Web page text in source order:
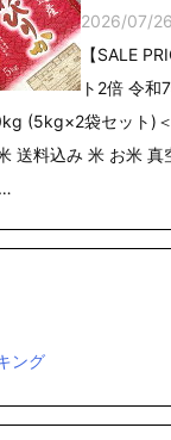
2026/07/26
【SALE
ト2倍 令和
(5kg×2袋セット)＜
送料込み 米 お米
ング